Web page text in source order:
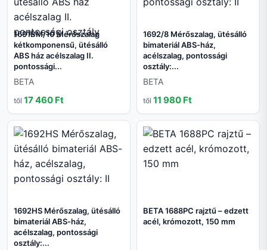
1691BM/10 Mérőszalag
kétkomponensű, ütésálló
ABS ház acélszalag II.
pontossági...
BETA
től 17 460 Ft
1692/8 Mérőszalag, ütésálló
bimateriál ABS-ház,
acélszalag, pontossági
osztály:...
BETA
től 11 980 Ft
1692HS Mérőszalag, ütésálló
bimateriál ABS-ház,
acélszalag, pontossági
osztály:...
BETA 1688PC rajztű – edzett
acél, krómozott, 150 mm